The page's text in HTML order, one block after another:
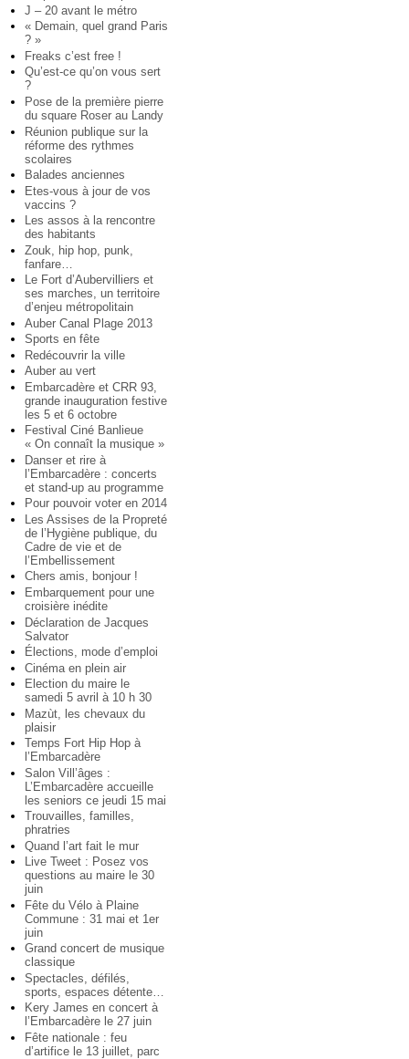
J – 20 avant le métro
« Demain, quel grand Paris
? »
Freaks c’est free !
Qu’est-ce qu’on vous sert
?
Pose de la première pierre
du square Roser au Landy
Réunion publique sur la
réforme des rythmes
scolaires
Balades anciennes
Etes-vous à jour de vos
vaccins ?
Les assos à la rencontre
des habitants
Zouk, hip hop, punk,
fanfare…
Le Fort d’Aubervilliers et
ses marches, un territoire
d’enjeu métropolitain
Auber Canal Plage 2013
Sports en fête
Redécouvrir la ville
Auber au vert
Embarcadère et CRR 93,
grande inauguration festive
les 5 et 6 octobre
Festival Ciné Banlieue
« On connaît la musique »
Danser et rire à
l’Embarcadère : concerts
et stand-up au programme
Pour pouvoir voter en 2014
Les Assises de la Propreté
de l’Hygiène publique, du
Cadre de vie et de
l’Embellissement
Chers amis, bonjour !
Embarquement pour une
croisière inédite
Déclaration de Jacques
Salvator
Élections, mode d’emploi
Cinéma en plein air
Election du maire le
samedi 5 avril à 10 h 30
Mazùt, les chevaux du
plaisir
Temps Fort Hip Hop à
l’Embarcadère
Salon Vill’âges :
L’Embarcadère accueille
les seniors ce jeudi 15 mai
Trouvailles, familles,
phratries
Quand l’art fait le mur
Live Tweet : Posez vos
questions au maire le 30
juin
Fête du Vélo à Plaine
Commune : 31 mai et 1er
juin
Grand concert de musique
classique
Spectacles, défilés,
sports, espaces détente…
Kery James en concert à
l’Embarcadère le 27 juin
Fête nationale : feu
d’artifice le 13 juillet, parc